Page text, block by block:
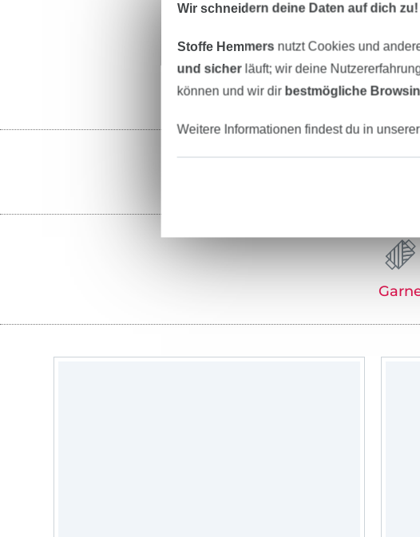
Wir schneidern deine Daten auf dich zu!
Stoffe Hemmers nutzt Cookies und
und sicherläuft; wir deine
können und wir dir bestmögliche
Weitere Informationen findest du in unserer